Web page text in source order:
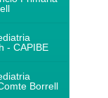
- CAPIBE
Borrell